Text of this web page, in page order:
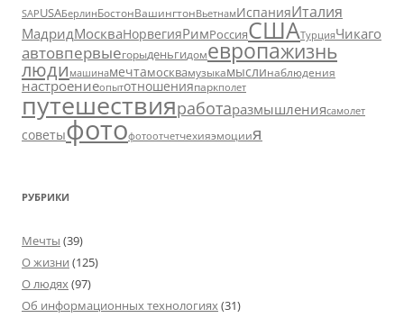
SAPUSAБерлинБостонВашингтонВьетнамИспанияИталия
МадридМоскваНорвегияРимРоссияСШАТурцияЧикаго
автовпервыегорыденьгидомевропажизнь
люди машинамечтамосквамузыкамыслинаблюдения
настроениеопытотношенияпаркполет
путешествияработаразмышлениясамолет
советыфотофотоотчетчехияэмоциия
РУБРИКИ
Мечты (39)
О жизни (125)
О людях(97)
Об информационных технологиях(31)